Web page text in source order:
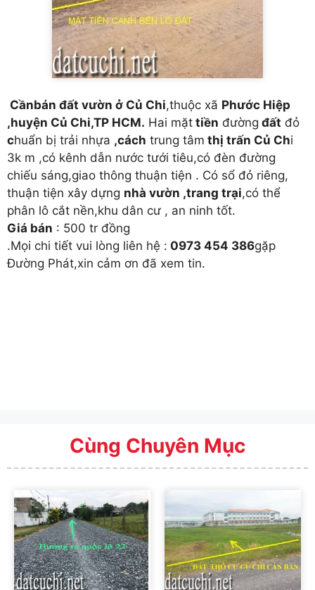
Cầnbán đất vườn ở Củ Chi,thuộc xã Phước Hiệp
,huyện Củ Chi,TP HCM. Hai mặt tiền đường đất đỏ
chuẩn bị trải nhựa ,cách trung tâm thị trấn Củ Chi
3k m ,có kênh dẫn nước tưới tiêu,có đèn đường
chiếu sáng,giao thông thuận tiện . Có sổ đỏ riêng,
thuận tiện xây dựng nhà vườn ,trang trại,có thể
phân lô cắt nền,khu dân cư , an ninh tốt.
Giá bán : 500 tr đồng
.Mọi chi tiết vui lòng liên hệ : 0973 454 386gặp
Đường Phát,xin cảm ơn đã xem tin.
Cùng Chuyên Mục